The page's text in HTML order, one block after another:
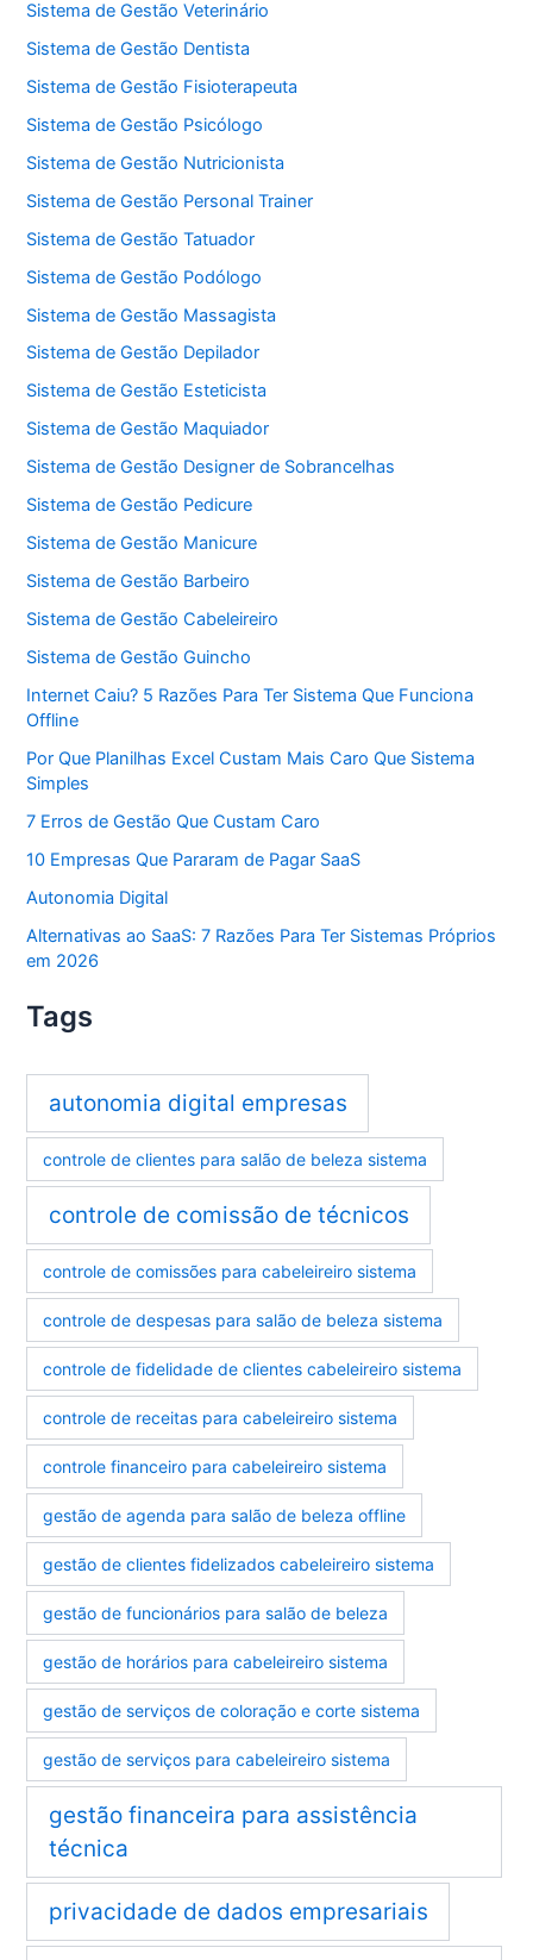
Sistema de Gestão Veterinário
Sistema de Gestão Dentista
Sistema de Gestão Fisioterapeuta
Sistema de Gestão Psicólogo
Sistema de Gestão Nutricionista
Sistema de Gestão Personal Trainer
Sistema de Gestão Tatuador
Sistema de Gestão Podólogo
Sistema de Gestão Massagista
Sistema de Gestão Depilador
Sistema de Gestão Esteticista
Sistema de Gestão Maquiador
Sistema de Gestão Designer de Sobrancelhas
Sistema de Gestão Pedicure
Sistema de Gestão Manicure
Sistema de Gestão Barbeiro
Sistema de Gestão Cabeleireiro
Sistema de Gestão Guincho
Internet Caiu? 5 Razões Para Ter Sistema Que Funciona
Offline
Por Que Planilhas Excel Custam Mais Caro Que Sistema
Simples
7 Erros de Gestão Que Custam Caro
10 Empresas Que Pararam de Pagar SaaS
Autonomia Digital
Alternativas ao SaaS: 7 Razões Para Ter Sistemas Próprios
em 2026
Tags
autonomia digital empresas
controle de clientes para salão de beleza sistema
controle de comissão de técnicos
controle de comissões para cabeleireiro sistema
controle de despesas para salão de beleza sistema
controle de fidelidade de clientes cabeleireiro sistema
controle de receitas para cabeleireiro sistema
controle financeiro para cabeleireiro sistema
gestão de agenda para salão de beleza offline
gestão de clientes fidelizados cabeleireiro sistema
gestão de funcionários para salão de beleza
gestão de horários para cabeleireiro sistema
gestão de serviços de coloração e corte sistema
gestão de serviços para cabeleireiro sistema
gestão financeira para assistência
técnica
privacidade de dados empresariais